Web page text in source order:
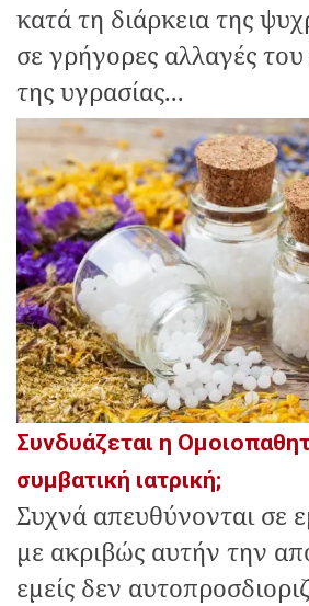
κατά τη διάρκεια της
σε γρήγορες αλλαγές του
της υγρασίας...
Συνδυάζεται η
συμβατική ιατρική;
Συχνά απευθύνονται σε
με ακριβώς αυτήν την
εμείς δεν